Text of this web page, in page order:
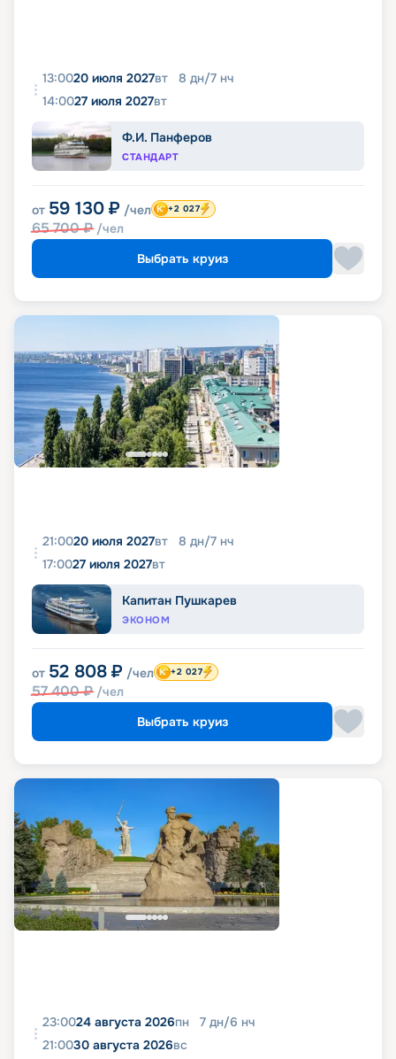
13:0020 июля 2027вт 8 дн/7 нч
14:0027 июля 2027вт
Ф.И. Панферов
СТАНДАРТ
от 59 130 ₽ /чел
65 700₽ /чел
+2 027
Выбрать круиз
21:0020 июля 2027вт 8 дн/7 нч
17:0027 июля 2027вт
Капитан Пушкарев
ЭКОНОМ
от 52 808 ₽ /чел
57 400₽ /чел
+2 027
Выбрать круиз
23:0024 августа 2026пн 7 дн/6 нч
21:0030 августа 2026вс